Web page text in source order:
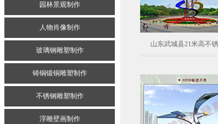
园林景观制作
人物肖像制作
玻璃钢雕塑制作
铸铜锻铜雕塑制作
不锈钢雕塑制作
浮雕壁画制作
山东武城县21米高不